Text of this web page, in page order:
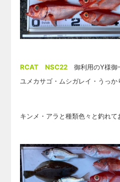
RCAT NSC22 御利用のY様御
ユメカサゴ・ムシガレイ・うっか
キンメ・アラと種類色々と釣れ